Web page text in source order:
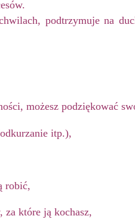
podtrzymuje na
możesz podziękować
itp.),
robić,
które ją kochasz,